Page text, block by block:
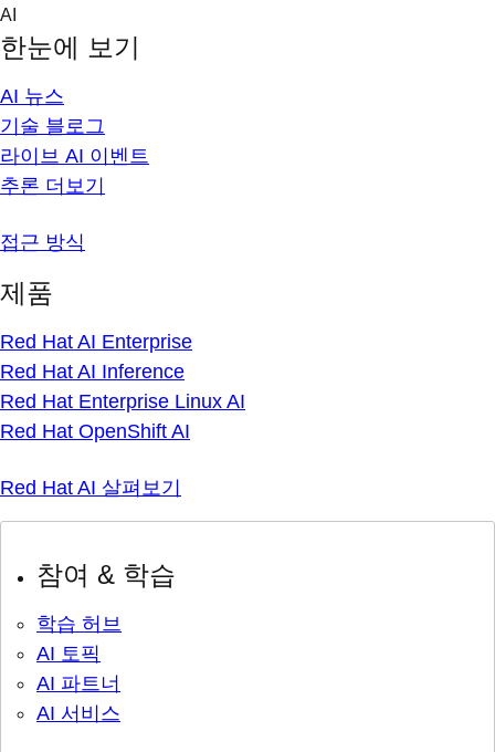
Skip
content
AI
한눈에 보기
AI 뉴스
기술 블로그
라이브 AI 이벤트
추론 더보기
접근 방식
제품
Red Hat AI Enterprise
Red Hat AI Inference
Red Hat Enterprise Linux AI
Red Hat OpenShift AI
Red Hat AI 살펴보기
참여 & 학습
학습 허브
AI 토픽
AI 파트너
AI 서비스